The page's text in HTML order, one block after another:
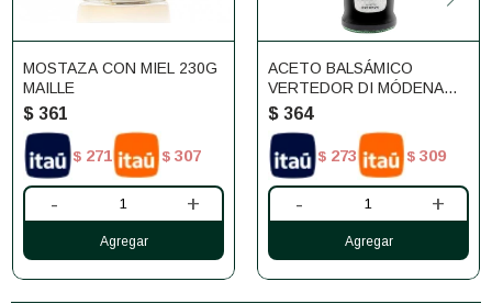
MOSTAZA CON MIEL 230G
MAILLE
$ 361
$ 271 $ 307
- +
ACETO BALSÁMICO
VERTEDOR DI MÓDENA
250ML
$ 364
$ 273 $ 309
- +